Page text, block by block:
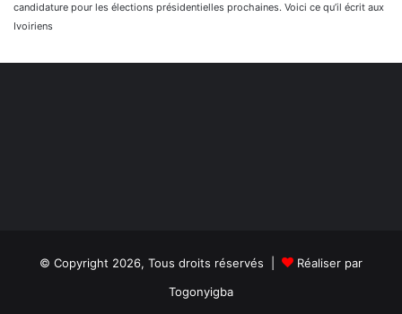
candidature pour les élections présidentielles prochaines. Voici ce qu’il écrit aux
Ivoiriens
© Copyright 2026, Tous droits réservés |
Réaliser par
Togonyigba